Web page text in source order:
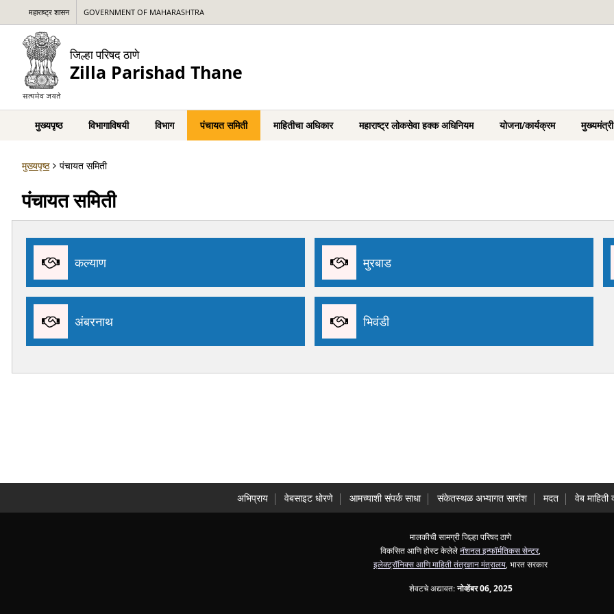
महाराष्ट्र शासन GOVERNMENT OF MAHARASHTRA
जिल्हा परिषद ठाणे
Zilla Parishad Thane
मुख्यपृष्ठ विभागाविषयी विभाग पंचायत समिती माहितीचा अधिकार महाराष्ट्र लोकसेवा हक्क अधिनियम योजना/कार्यक्रम
मुख्यपृष्ठ पंचायत समिती
पंचायत समिती
कल्याण मुरबाड
अंबरनाथ भिवंडी
अभिप्राय वेबसाइट धोरणे आमच्याशी संपर्क साधा संकेतस्थळ अभ्यागत सारांश मदत वेब
मालकीची सामग्री जिल्हा परिषद ठाणे
विकसित आणि होस्ट केलेलेनॅशनल इन्फॉर्मतिकस सेन्टर,
इलेक्ट्रॉनिक्स आणि माहिती तंत्रज्ञान मंत्रालय , भारत सरकार
शेवटचे अद्यावत:नोव्हेंबर 06, 2025